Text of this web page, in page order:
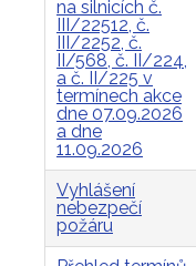
na silnicích č.
III/22512, č.
III/2252, č.
II/568, č. II/224,
a č. II/225 v
termínech akce
dne 07.09.2026
a dne
11.09.2026
Vyhlášení
nebezpečí
požáru